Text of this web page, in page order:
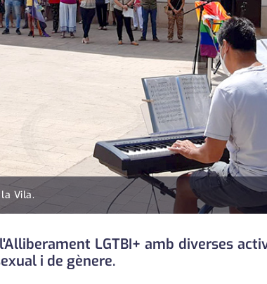
Vila.
LGTBI+ amb diverses
i de gènere.